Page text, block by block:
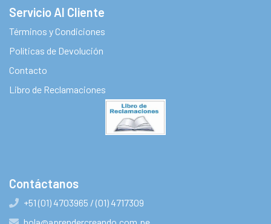
Servicio Al Cliente
Términos y Condiciones
Políticas de Devolución
Contacto
Libro de Reclamaciones
Contáctanos
+51 (01) 4703965 / (01) 4717309